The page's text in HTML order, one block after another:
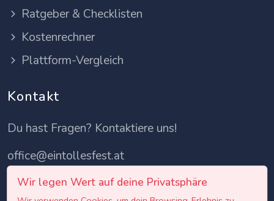
Ratgeber & Checklisten
Kostenrechner
Plattform-Vergleich
Kontakt
Du hast Fragen? Kontaktiere uns!
office@eintollesfest.at
Wir legen Wert auf deine Privatsphäre